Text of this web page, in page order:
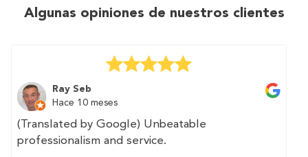
Algunas opiniones de nuestros clientes
Ray Seb
Hace 10 meses
(Translated by Google) Unbeatable
professionalism and service.